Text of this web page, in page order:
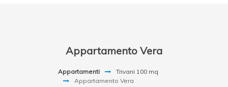
Appartamento Vera
Appartamenti
Trivani 100 mq
Appartamento Vera